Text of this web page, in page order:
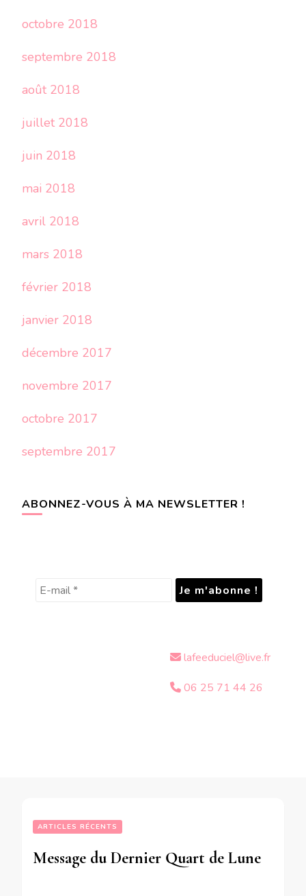
octobre 2018
septembre 2018
août 2018
juillet 2018
juin 2018
mai 2018
avril 2018
mars 2018
février 2018
janvier 2018
décembre 2017
novembre 2017
octobre 2017
septembre 2017
ABONNEZ-VOUS À MA NEWSLETTER !
lafeeduciel@live.fr
06 25 71 44 26
ARTICLES RÉCENTS